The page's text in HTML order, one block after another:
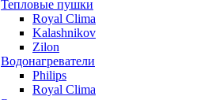
Тепловые пушки
Royal Clima
Kalashnikov
Zilon
Водонагреватели
Philips
Royal Clima